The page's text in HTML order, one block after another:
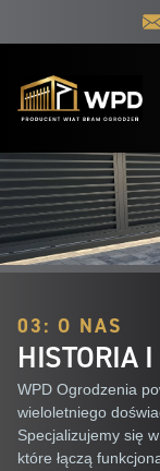
03: O NAS
HISTORIA
WPD Ogrodzenia
wieloletniego
Specjalizujemy się
które łączą